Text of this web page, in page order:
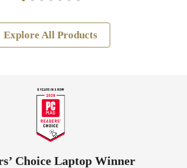
Explore All Products
Choice Laptop Winner